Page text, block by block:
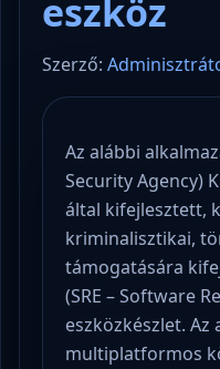
eszköz
Szerző:
Az alábbi
Security Agency)
által kifejlesztett,
kriminalisztikai,
támogatására
(SRE – Software
eszközkészlet. Az
multiplatformos